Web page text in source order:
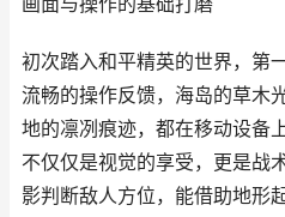
初次踏入和平精英的世界，第
流畅的操作反馈，海岛的草木
地的凛冽痕迹，都在移动设备
不仅仅是视觉的享受，更是战
影判断敌人方位，能借助地形